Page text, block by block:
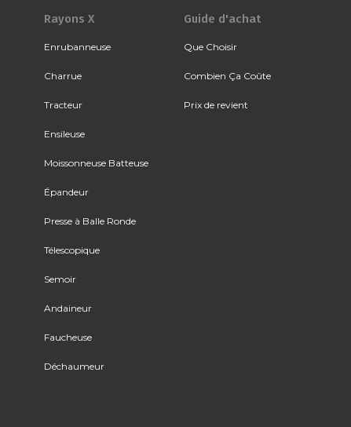
Rayons X
Enrubanneuse
Charrue
Tracteur
Ensileuse
Moissonneuse Batteuse
Épandeur
Presse à Balle Ronde
Télescopique
Semoir
Andaineur
Faucheuse
Déchaumeur
Guide d'achat
Que Choisir
Combien Ça Coûte
Prix de revient